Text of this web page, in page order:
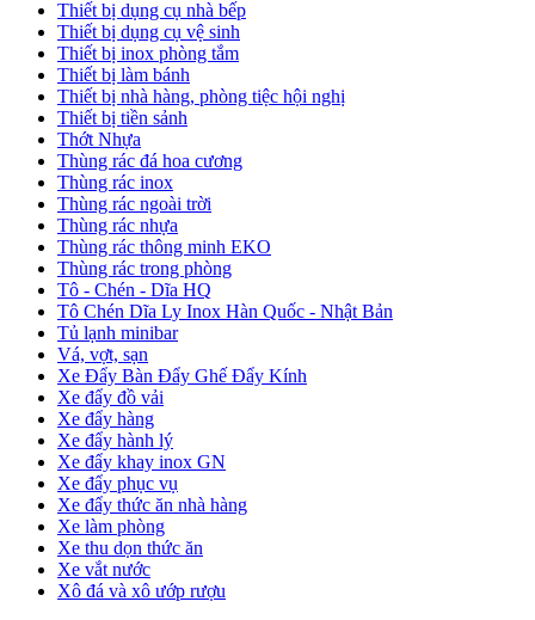
Thiết bị dụng cụ nhà bếp
Thiết bị dụng cụ vệ sinh
Thiết bị inox phòng tắm
Thiết bị làm bánh
Thiết bị nhà hàng, phòng tiệc hội nghị
Thiết bị tiền sảnh
Thớt Nhựa
Thùng rác đá hoa cương
Thùng rác inox
Thùng rác ngoài trời
Thùng rác nhựa
Thùng rác thông minh EKO
Thùng rác trong phòng
Tô - Chén - Dĩa HQ
Tô Chén Dĩa Ly Inox Hàn Quốc - Nhật Bản
Tủ lạnh minibar
Vá, vợt, sạn
Xe Đẩy Bàn Đẩy Ghế Đẩy Kính
Xe đẩy đồ vải
Xe đẩy hàng
Xe đẩy hành lý
Xe đẩy khay inox GN
Xe đẩy phục vụ
Xe đẩy thức ăn nhà hàng
Xe làm phòng
Xe thu dọn thức ăn
Xe vắt nước
Xô đá và xô ướp rượu